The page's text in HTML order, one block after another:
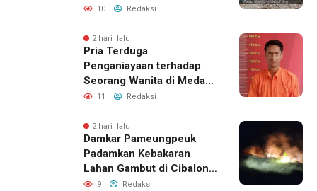
Menunggu Bantuan
10 Redaksi
2 hari lalu
Pria Terduga
Penganiayaan terhadap
Seorang Wanita di Medan
Ditangkap Polisi
11 Redaksi
2 hari lalu
Damkar Pameungpeuk
Padamkan Kebakaran
Lahan Gambut di Cibalong,
Permukiman Warga
9 Redaksi